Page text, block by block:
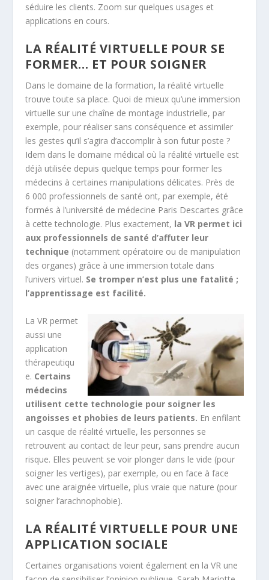
séduire les clients. Zoom sur quelques usages et
applications en cours.
LA RÉALITÉ VIRTUELLE POUR SE
FORMER… ET POUR SOIGNER
Dans le domaine de la formation, la réalité virtuelle
trouve toute sa place. Quoi de mieux qu’une immersion
virtuelle sur une chaîne de montage industrielle, par
exemple, pour réaliser sans conséquence et assimiler
les gestes qu’il s’agira d’accomplir à son futur poste ?
Idem dans le domaine médical où la réalité virtuelle est
déjà utilisée depuis quelque temps pour former les
médecins à certaines manipulations délicates. Près de
6 000 professionnels de santé ont, par exemple, été
formés à l’université de médecine Paris Descartes grâce
à cette technologie. Plus exactement, la VR permet ici
aux professionnels de santé d’affuter leur
technique (notamment opératoire ou de manipulation
des organes) grâce à une immersion totale dans
l’univers virtuel. Se tromper n’est plus une fatalité ;
l’apprentissage est facilité.
La VR permet
aussi une
application
thérapeutiqu
e. Certains
médecins
utilisent cette technologie pour soigner les
angoisses et phobies de leurs patients. En enfilant
un casque de réalité virtuelle, les personnes se
retrouvent au contact de leur peur, sans prendre aucun
risque. Elles peuvent se voir plonger dans le vide (pour
soigner les vertiges), par exemple, ou en face à face
avec une araignée virtuelle, plus vraie que nature (pour
soigner l’arachnophobie).
LA RÉALITÉ VIRTUELLE POUR UNE
APPLICATION SOCIALE
Certaines organisations voient également en la VR une